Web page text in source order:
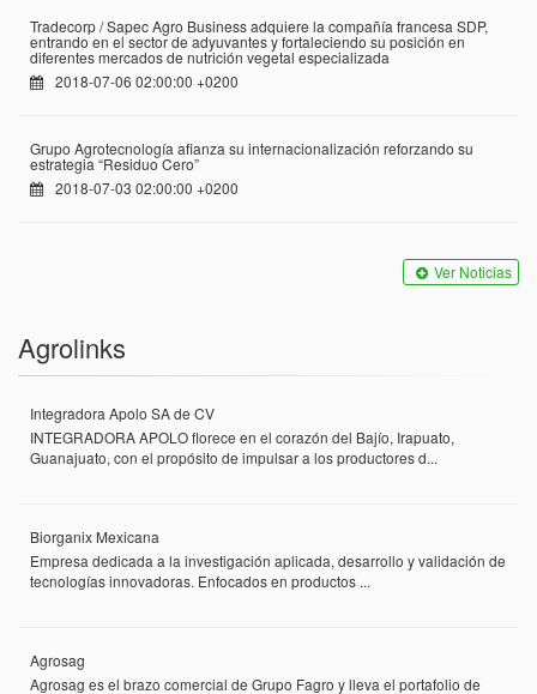
Tradecorp / Sapec Agro Business adquiere la compañía francesa SDP,
entrando en el sector de adyuvantes y fortaleciendo su posición en
diferentes mercados de nutrición vegetal especializada
2018-07-06 02:00:00 +0200
Grupo Agrotecnología afianza su internacionalización reforzando su
estrategia “Residuo Cero”
2018-07-03 02:00:00 +0200
Ver Noticias
Agrolinks
Integradora Apolo SA de CV
INTEGRADORA APOLO florece en el corazón del Bajío, Irapuato,
Guanajuato, con el propósito de impulsar a los productores d...
Biorganix Mexicana
Empresa dedicada a la investigación aplicada, desarrollo y validación de
tecnologías innovadoras. Enfocados en productos ...
Agrosag
Agrosag es el brazo comercial de Grupo Fagro y lleva el portafolio de